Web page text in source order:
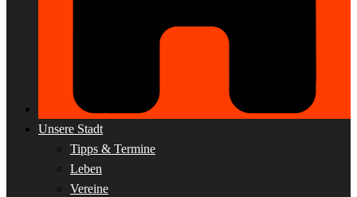
Unsere Stadt
Tipps & Termine
Leben
Vereine